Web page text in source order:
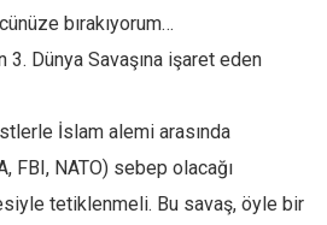
bırakıyorum…
Dünya Savaşına işaret eden
İslam alemi arasında
FBI, NATO) sebep olacağı
tetiklenmeli. Bu savaş, öyle bir